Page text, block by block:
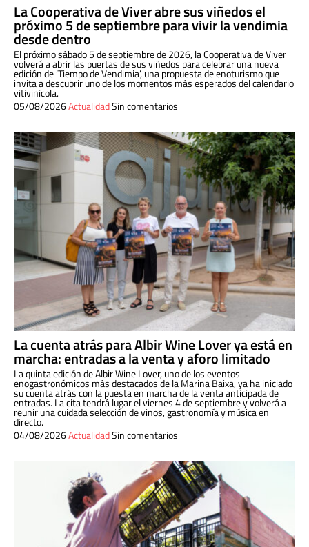
La Cooperativa de Viver abre sus viñedos el
próximo 5 de septiembre para vivir la vendimia
desde dentro
El próximo sábado 5 de septiembre de 2026, la Cooperativa de Viver
volverá a abrir las puertas de sus viñedos para celebrar una nueva
edición de ‘Tiempo de Vendimia’, una propuesta de enoturismo que
invita a descubrir uno de los momentos más esperados del calendario
vitivinícola.
05/08/2026ActualidadSin comentarios
La cuenta atrás para Albir Wine Lover ya está en
marcha: entradas a la venta y aforo limitado
La quinta edición de Albir Wine Lover, uno de los eventos
enogastronómicos más destacados de la Marina Baixa, ya ha iniciado
su cuenta atrás con la puesta en marcha de la venta anticipada de
entradas. La cita tendrá lugar el viernes 4 de septiembre y volverá a
reunir una cuidada selección de vinos, gastronomía y música en
directo.
04/08/2026ActualidadSin comentarios